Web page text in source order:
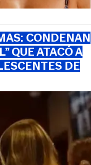
CONDENAN
QUE ATACÓ A
DE